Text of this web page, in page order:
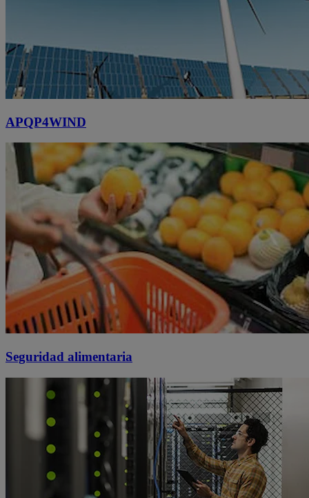
APQP4WIND
Seguridad alimentaria